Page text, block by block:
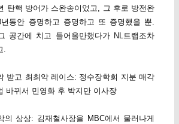
탄핵 방어가 스완송이었고, 그 후로 방전완
동안 증명하고 증명하고 또 증명했을 뿐.
공간에 치고 들어올만했다가 NL트랩조차
.
받고 최최악 레이스: 정수장학회 지분 매각
바뀌서 민영화 후 박지만 이사장
의 상상: 김재철사장을 MBC에서 물러나게